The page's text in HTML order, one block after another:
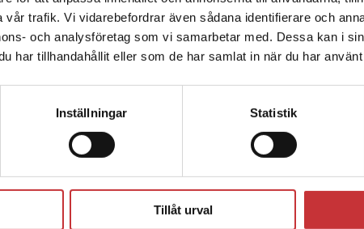
trafik. Vi vidarebefordrar även sådana identifierare och
och analysföretag som vi samarbetar med. Dessa kan i
har tillhandahållit eller som de har samlat in när du har
Inställningar Statistik
Tillåt urval
enhet utanför Sverige. Vi erbjuder inte leveranser utanför
Sverige. För att kunna slutföra ett köp måste
leveransadressen vara i Sverige.Läs mer
James Dresch Ulf Gruffman
och